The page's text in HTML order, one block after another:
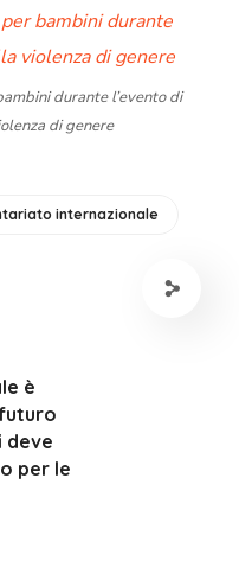
durante l’evento di
di genere
internazionale
è
deve
per le